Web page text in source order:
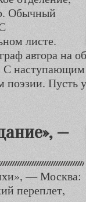
Обычный
листе.
автора на
С
поэзии.
—
— Москва:
переплет,